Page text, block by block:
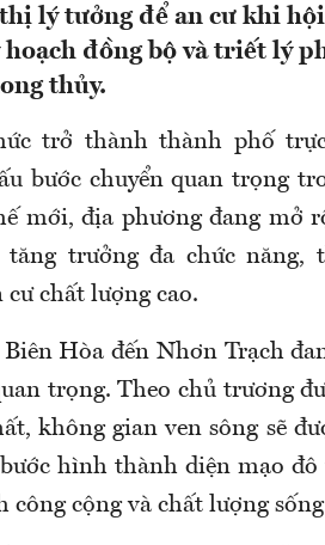
lý tưởng để an cư khi
đồng bộ và triết lý
thủy.
trở thành thành phố
bước chuyển quan trọng
mới, địa phương đang mở
trưởng đa chức năng,
chất lượng cao.
Hòa đến Nhơn Trạch
trọng. Theo chủ trương
không gian ven sông sẽ
hình thành diện mạo
cộng và chất lượng